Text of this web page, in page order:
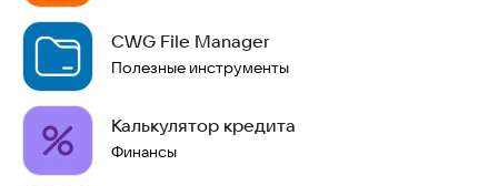
CWG File Manager
Полезные инструменты
Калькулятор кредита
Финансы